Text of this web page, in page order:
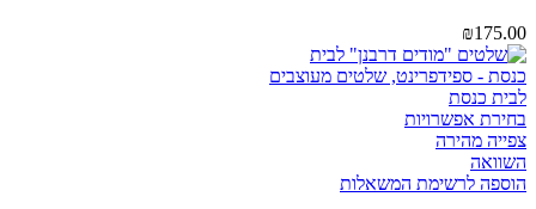
₪175.00
בחירת אפשרויות
צפייה מהירה
השוואה
הוספה לרשימת המשאלות